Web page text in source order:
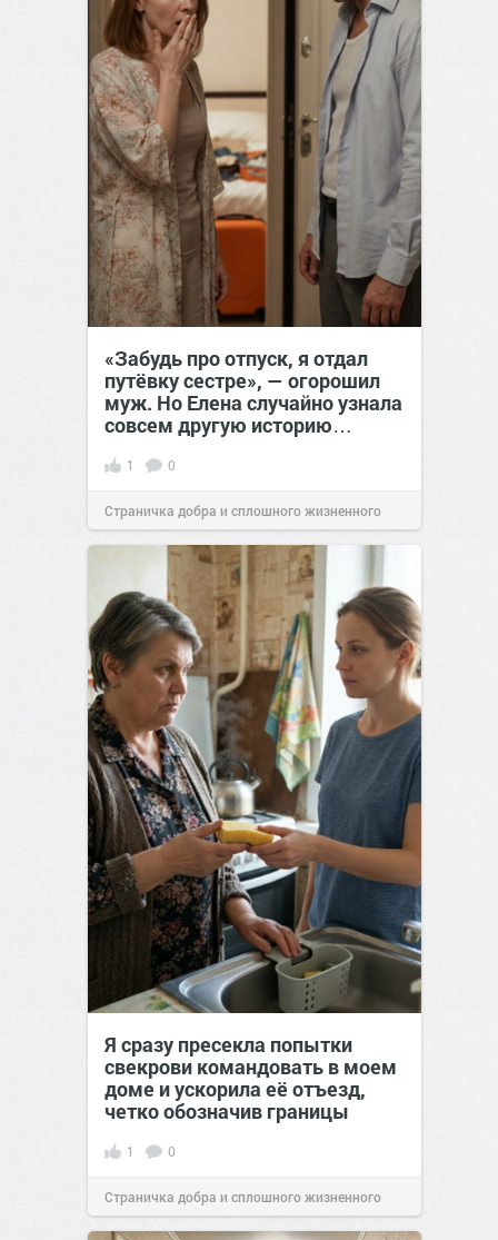
«Забудь про отпуск, я отдал
путёвку сестре», — огорошил
муж. Но Елена случайно узнала
совсем другую историю…
1 0
Страничка добра и сплошного жизненного
позитива!00:28Сегодня
Я сразу пресекла попытки
свекрови командовать в моем
доме и ускорила её отъезд,
четко обозначив границы
1 0
Страничка добра и сплошного жизненного
позитива!00:28Сегодня